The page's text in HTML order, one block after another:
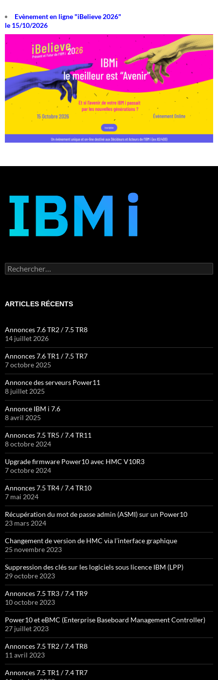
Evènement en ligne "iBelieve 2026"
le 15/10/2026
Rechercher :
ARTICLES RÉCENTS
Annonces 7.6 TR2 / 7.5 TR8
14 juillet 2026
Annonces 7.6 TR1 / 7.5 TR7
7 octobre 2025
Annonce des serveurs Power11
8 juillet 2025
Annonce IBM i 7.6
8 avril 2025
Annonces 7.5 TR5 / 7.4 TR11
8 octobre 2024
Upgrade firmware Power10 avec HMC V10R3
7 octobre 2024
Annonces 7.5 TR4 / 7.4 TR10
7 mai 2024
Récupération du mot de passe admin (ASMI) sur un Power10
23 mars 2024
Changement de version de HMC via l’interface graphique
25 novembre 2023
Suppression des clés sur les logiciels sous licence IBM (LPP)
29 octobre 2023
Annonces 7.5 TR3 / 7.4 TR9
10 octobre 2023
Power10 et eBMC (Enterprise Baseboard Management Controller)
27 juillet 2023
Annonces 7.5 TR2 / 7.4 TR8
11 avril 2023
Annonces 7.5 TR1 / 7.4 TR7